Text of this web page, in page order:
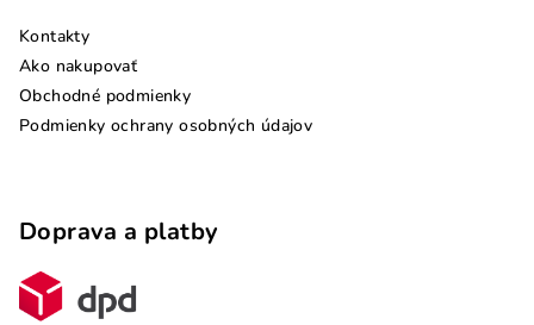
Kontakty
Ako nakupovať
Obchodné podmienky
Podmienky ochrany osobných údajov
Doprava a platby